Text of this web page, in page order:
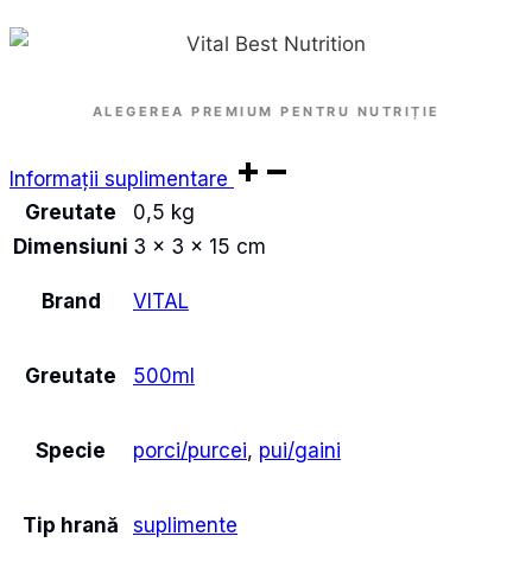
ALEGEREA PREMIUM PENTRU NUTRIȚIE
Informații suplimentare
Greutate
0,5 kg
Dimensiuni 3 × 3 × 15 cm
Brand VITAL
Greutate 500ml
Specie porci/purcei, pui/gaini
Tip hrană suplimente